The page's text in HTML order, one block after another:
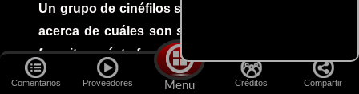
Comentarios Proveedores Menu Créditos Compartir
Un grupo de cinéfilos se juntaron para debatir
acerca de cuáles son sus escenas de acción
favoritas y éste fue el resultado. No te pierdas
los vídeos de estas secuencias inolvidables.